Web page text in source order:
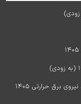
آخرین اخبار استخدام شرکت مادر تخصصی تولید نیروی برق حرارتی 1405